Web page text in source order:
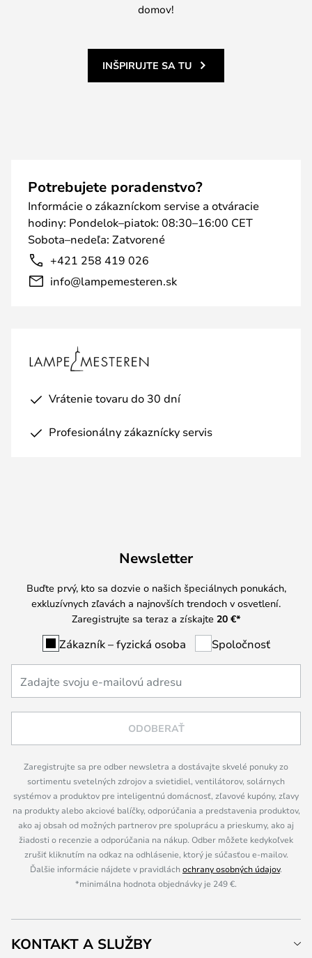
domov!
INŠPIRUJTE SA TU
Potrebujete poradenstvo?
Informácie o zákazníckom servise a otváracie
hodiny: Pondelok–piatok: 08:30–16:00 CET
Sobota–nedeľa: Zatvorené
+421 258 419 026
info@lampemesteren.sk
Vrátenie tovaru do 30 dní
Profesionálny zákaznícky servis
Newsletter
Buďte prvý, kto sa dozvie o našich špeciálnych ponukách,
exkluzívnych zľavách a najnovších trendoch v osvetlení.
Zaregistrujte sa teraz a získajte 20 €*
Zákazník – fyzická osoba Spoločnosť
ODOBERAŤ
Zaregistrujte sa pre odber newsletra a dostávajte skvelé ponuky zo
sortimentu svetelných zdrojov a svietidiel, ventilátorov, solárnych
systémov a produktov pre inteligentnú domácnosť, zľavové kupóny, zľavy
na produkty alebo akciové balíčky, odporúčania a predstavenia produktov,
ako aj obsah od možných partnerov pre spoluprácu a prieskumy, ako aj
žiadosti o recenzie a odporúčania na nákup. Odber môžete kedykoľvek
zrušiť kliknutím na odkaz na odhlásenie, ktorý je súčasťou e-mailov.
Ďalšie informácie nájdete v pravidláchochrany osobných údajov.
*minimálna hodnota objednávky je 249 €.
KONTAKT A SLUŽBY